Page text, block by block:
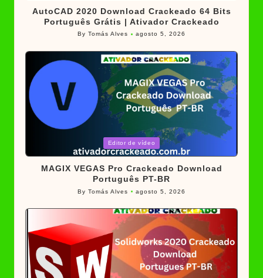
AutoCAD 2020 Download Crackeado 64 Bits
Português Grátis | Ativador Crackeado
Posted
ByTomás Alves agosto 5, 2026
in
Editor de vídeo
MAGIX VEGAS Pro Crackeado Download
Português PT-BR
Posted
ByTomás Alves agosto 5, 2026